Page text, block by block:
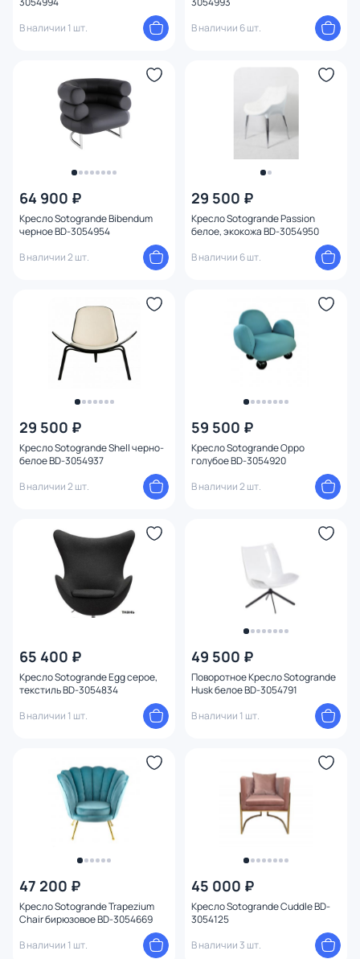
В наличии 1 шт.
В наличии 6 шт.
64 900 ₽
Кресло Sotogrande Bibendum
черное BD-3054954
В наличии 2 шт.
29 500 ₽
Кресло Sotogrande Passion
белое, экокожа BD-3054950
В наличии 6 шт.
29 500 ₽
Кресло Sotogrande Shell черно-
белое BD-3054937
В наличии 2 шт.
59 500 ₽
Кресло Sotogrande Oppo
голубое BD-3054920
В наличии 2 шт.
65 400 ₽
Кресло Sotogrande Egg серое,
текстиль BD-3054834
В наличии 1 шт.
49 500 ₽
Поворотное Кресло Sotogrande
Husk белое BD-3054791
В наличии 1 шт.
47 200 ₽
Кресло Sotogrande Trapezium
Chair бирюзовое BD-3054669
В наличии 1 шт.
45 000 ₽
Кресло Sotogrande Cuddle BD-
3054125
В наличии 3 шт.